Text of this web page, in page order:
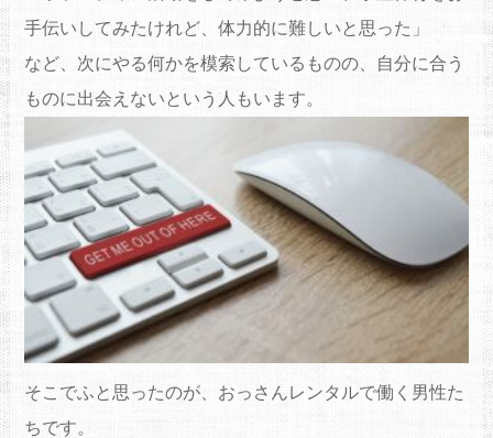
手伝いしてみたけれど、 体力的に難しいと思った」
など、次にやる何かを模索しているものの、自分に合う
ものに出会えないという人 もいます。
そこでふと思ったのが、おっさんレンタルで働く男性た
ちです。